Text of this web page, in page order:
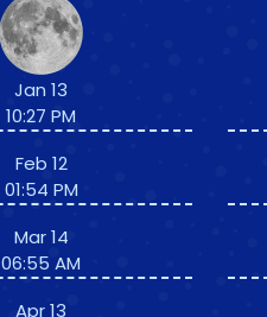
Jan 13
10:27 PM
Feb 12
01:54 PM
Mar 14
06:55 AM
Apr 13